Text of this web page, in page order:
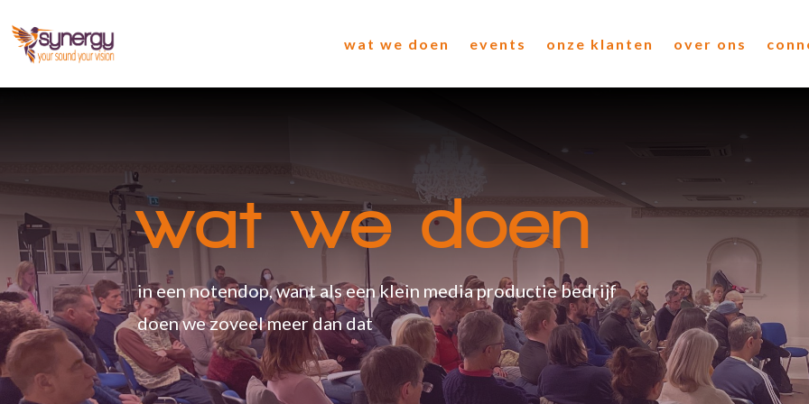
wat we doen events onze klanten over ons
wat we doen
in een notendop, want als een klein media productie bedrijf
doen we zoveel meer dan dat